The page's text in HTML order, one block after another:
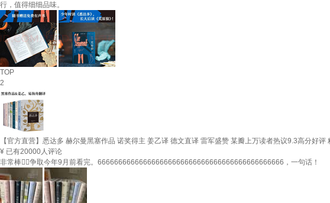
行，值得细细品味。
TOP
2
【官方直营】悉达多 赫尔曼黑塞作品 诺奖得主 姜乙译 德文直译 雷军盛赞 某瓣上万读者热议9.3高分好
¥ 已有20000人评论
非常棒👍🏻争取今年9月前看完。666666666666666666666666666666666666666666666，一句话！